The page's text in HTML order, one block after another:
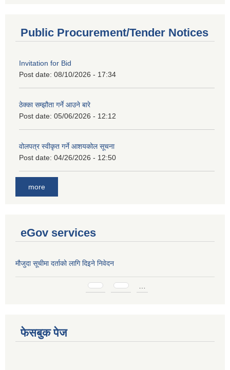
Public Procurement/Tender Notices
Invitation for Bid
Post date: 08/10/2026 - 17:34
ठेक्का सम्झौता गर्ने आउने बारे
Post date: 05/06/2026 - 12:12
वोलपत्र स्वीकृत गर्ने आशयकोल सूचना
Post date: 04/26/2026 - 12:50
more
eGov services
मौजुदा सूचीमा दर्ताको लागि दिइने निवेदन
फेसबुक पेज